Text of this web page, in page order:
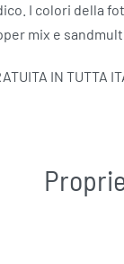
I colori della
mix e
IN TUTTA